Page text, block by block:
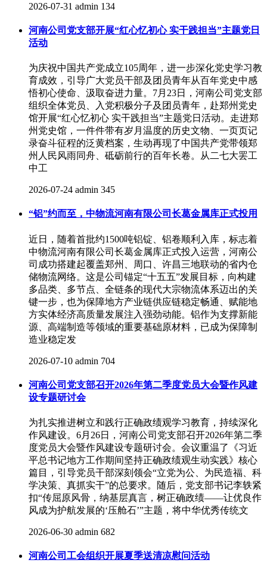
2026-07-31 admin 134
河南公司党支部开展“红心忆初心 实干践担当”主题党日
活动
为庆祝中国共产党成立105周年，进一步深化党史学习教
育成效，引导广大党员干部及团员青年从百年党史中感
悟初心使命、汲取奋进力量。7月23日，河南公司党支部
组织全体党员、入党积极分子及团员青年，赴郑州党史
馆开展“红心忆初心 实干践担当”主题党日活动。走进郑
州党史馆，一件件带有岁月温度的历史文物、一页页记
录奋斗征程的泛黄档案，生动再现了中国共产党带领郑
州人民风雨同舟、砥砺前行的百年长卷。从二七大罢工
中工
2026-07-24 admin 345
“铝”约而至，中物流河南有限公司长葛金属库正式投用
近日，随着首批约1500吨铝锭、铝卷顺利入库，标志着
中物流河南有限公司长葛金属库正式投入运营，河南公
司成功搭建起覆盖郑州、周口、许昌三地联动的省内仓
储物流网络。这是公司锚定“十五五”发展目标，向构建
多品类、多节点、全链条的现代大宗物流体系迈出的关
键一步，也为保障地方产业链供应链稳定畅通、赋能地
方实体经济高质量发展注入强劲动能。铝作为支撑新能
源、高端制造等领域的重要基础原材料，已成为保障制
造业稳定发
2026-07-10 admin 704
河南公司党支部召开2026年第二季度党员大会暨作风建
设专题研讨会
为扎实推进树立和践行正确政绩观学习教育，持续深化
作风建设。6月26日，河南公司党支部召开2026年第二季
度党员大会暨作风建设专题研讨会。会议重温了《习近
平总书记地方工作期间坚持正确政绩观生动实践》核心
篇目，引导党员干部深刻领会“立党为公、为民造福、科
学决策、真抓实干”的总要求。随后，党支部书记李轶紧
扣“传屈原风骨，纳基层真言，树正确政绩——让优良作
风成为护航发展的‘压舱石’”主题，将中华优秀传统文
2026-06-30 admin 682
河南公司工会组织开展夏季送清凉慰问活动